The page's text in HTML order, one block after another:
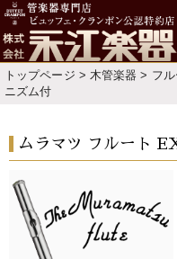
トップページ > 木管楽器 > フル
ニズム付
ムラマツ フルート